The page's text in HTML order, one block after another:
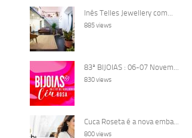
Inês Telles Jewellery com...
885 views
83ª BIJOIAS : 06-07 Novem...
830 views
Cuca Roseta é a nova emba...
800 views